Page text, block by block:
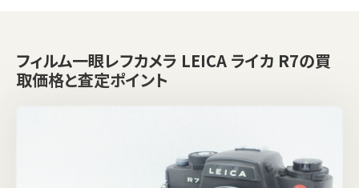
フィルム一眼レフカメラ LEICA ライカ R7の買
取価格と査定ポイント